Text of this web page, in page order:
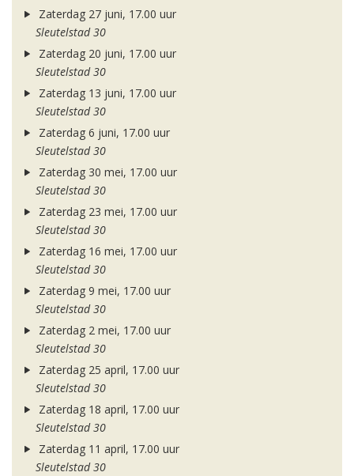
Zaterdag 27 juni, 17.00 uur
Sleutelstad 30
Zaterdag 20 juni, 17.00 uur
Sleutelstad 30
Zaterdag 13 juni, 17.00 uur
Sleutelstad 30
Zaterdag 6 juni, 17.00 uur
Sleutelstad 30
Zaterdag 30 mei, 17.00 uur
Sleutelstad 30
Zaterdag 23 mei, 17.00 uur
Sleutelstad 30
Zaterdag 16 mei, 17.00 uur
Sleutelstad 30
Zaterdag 9 mei, 17.00 uur
Sleutelstad 30
Zaterdag 2 mei, 17.00 uur
Sleutelstad 30
Zaterdag 25 april, 17.00 uur
Sleutelstad 30
Zaterdag 18 april, 17.00 uur
Sleutelstad 30
Zaterdag 11 april, 17.00 uur
Sleutelstad 30